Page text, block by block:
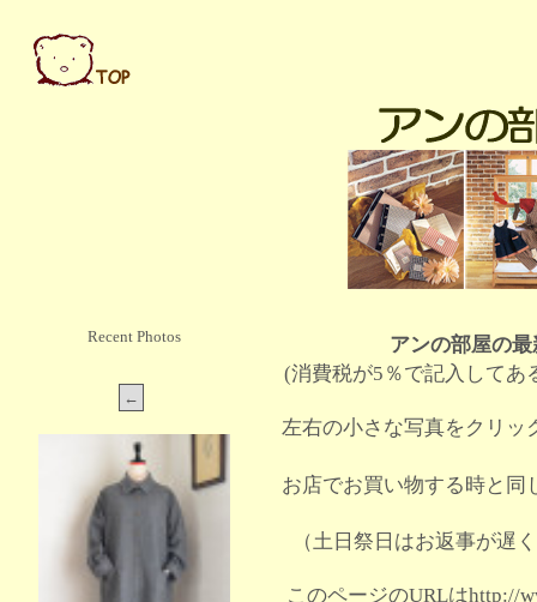
Recent Photos
アンの部屋の
(消費税が5％で記入してあ
左右の小さな写真をクリッ
お店でお買い物する時と同
（土日祭日はお返事が遅
このページのURLはhttp://